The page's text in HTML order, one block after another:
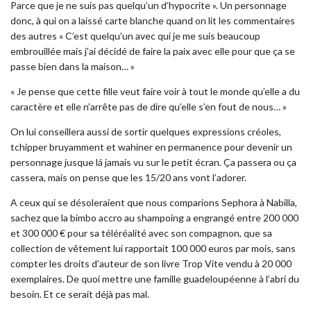
Parce que je ne suis pas quelqu’un d’hypocrite ». Un personnage
donc, à qui on a laissé carte blanche quand on lit les commentaires
des autres « C’est quelqu’un avec qui je me suis beaucoup
embrouillée mais j’ai décidé de faire la paix avec elle pour que ça se
passe bien dans la maison… »
« Je pense que cette fille veut faire voir à tout le monde qu’elle a du
caractère et elle n’arrête pas de dire qu’elle s’en fout de nous… »
On lui conseillera aussi de sortir quelques expressions créoles,
tchipper bruyamment et wahiner en permanence pour devenir un
personnage jusque lá jamais vu sur le petit écran. Ça passera ou ça
cassera, mais on pense que les 15/20 ans vont l’adorer.
A ceux qui se désoleraient que nous comparions Sephora à Nabilla,
sachez que la bimbo accro au shampoing a engrangé entre 200 000
et 300 000 € pour sa téléréalité avec son compagnon, que sa
collection de vêtement lui rapportait 100 000 euros par mois, sans
compter les droits d’auteur de son livre Trop Vite vendu à 20 000
exemplaires. De quoi mettre une famille guadeloupéenne à l’abri du
besoin. Et ce serait déjà pas mal.